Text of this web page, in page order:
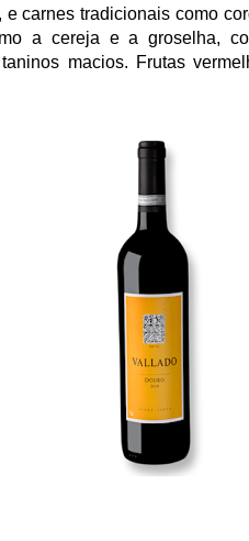
e carnes tradicionais como
a cereja e a groselha,
macios. Frutas